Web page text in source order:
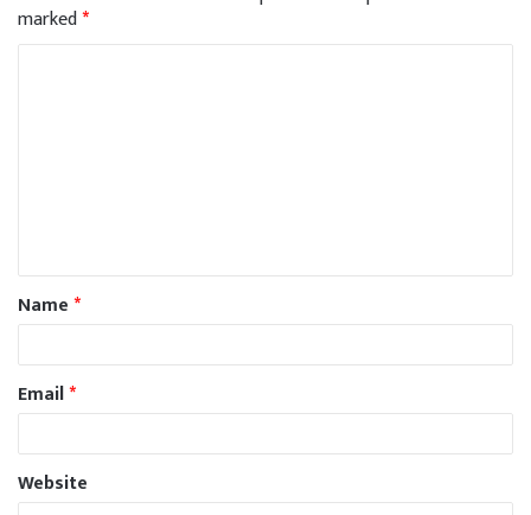
marked*
Name*
Email*
Website